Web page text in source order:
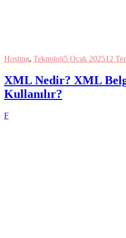
Hosting, Teknoloji5 Ocak 202512
XML Nedir? XML
Kullanılır?
F